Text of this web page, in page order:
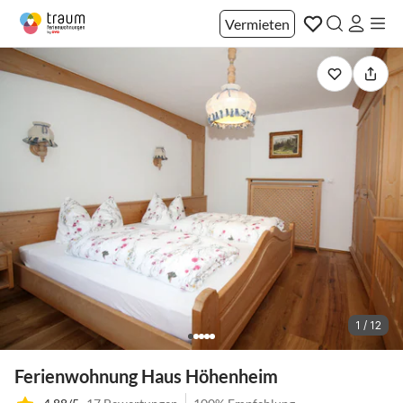
Vermieten
1 / 12
Ferienwohnung Haus Höhenheim